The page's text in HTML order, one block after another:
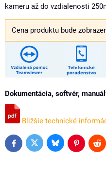
kameru až do vzdialenosti
Cena produktu bude
Dokumentácia, softvér,
Bližšie technické
FacebookTwitter BlueskyPinterest